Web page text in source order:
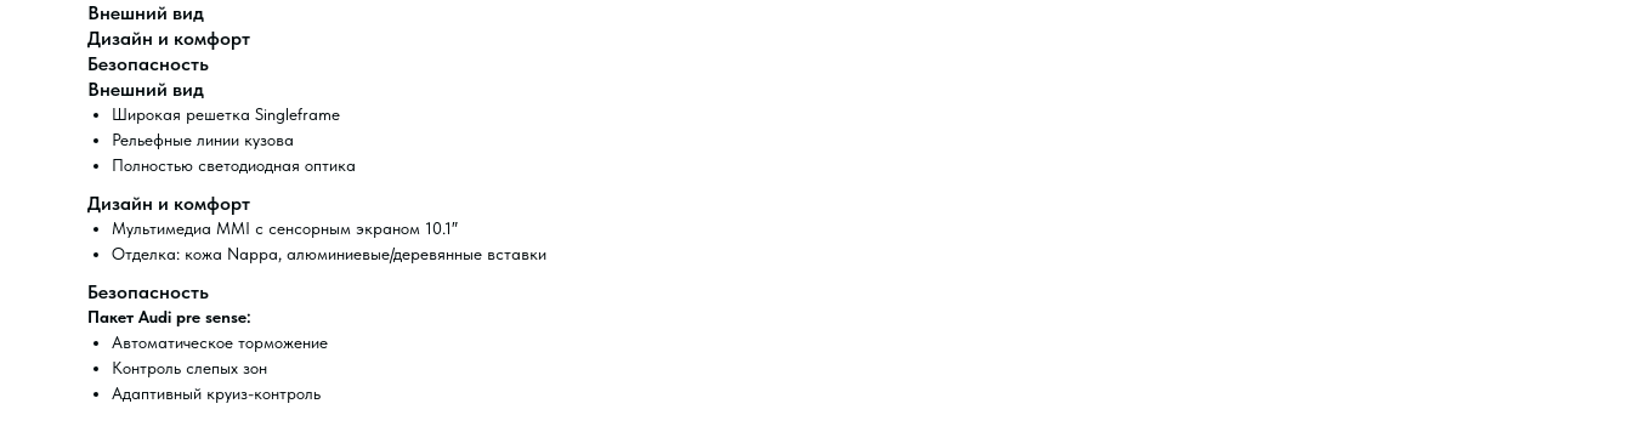
Внешний вид
Дизайн и комфорт
Безопасность
Внешний вид
Широкая решетка Singleframe
Рельефные линии кузова
Полностью светодиодная оптика
Дизайн и комфорт
Мультимедиа MMI с сенсорным экраном 10.1″
Отделка: кожа Nappa, алюминиевые/деревянные вставки
Безопасность
Пакет Audi pre sense:
Автоматическое торможение
Контроль слепых зон
Адаптивный круиз-контроль